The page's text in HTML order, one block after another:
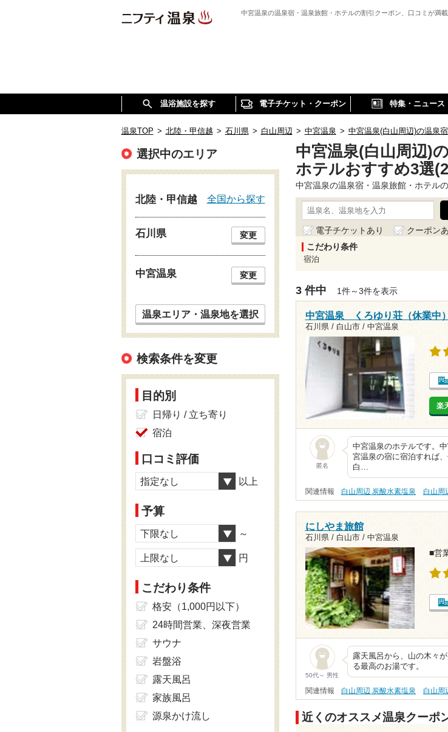
中宮温泉の温泉宿・温泉旅館・ホテルの割引クーポン、口コミが満載
温浴施設を探す 電子チケット・クーポン 特集・ニュース
温泉TOP > 北陸・甲信越 > 石川県 > 白山周辺 > 中宮温泉 > 中宮温泉(白山周辺)の温泉
中宮温泉(白山周辺)
ホテルおすすめ3選
中宮温泉の温泉宿・温泉旅館・ホテル
電子チケットあり クーポン
こだわり条件
宿泊
3 件中 1件～3件を表示
中宮温泉 くろゆり荘（休業中）
石川県 / 白山市 / 中宮温泉
楽
匿名
中宮温泉のホテルです。
宮温泉の宿に宿泊すれば
白…
関連情報 白山周辺 炭酸水素塩泉 白山周
にしやま旅館
石川県 / 白山市 / 中宮温泉
■営
50代～ 男性
露天風呂から、山の木々
る最高のお湯です。
関連情報 白山周辺 炭酸水素塩泉 白山周
近くのオススメ温泉クーポ
選択中のエリア
北陸・甲信越 全国から探す
石川県 変更
中宮温泉 変更
温泉エリア・温泉地を選択
検索条件を変更
目的別
日帰り / 立ち寄り
宿泊
口コミ評価
指定なし 以上
予算
下限なし ～
上限なし 円
こだわり条件
格安（1,000円以下）
24時間営業、深夜営業
サウナ
岩盤浴
露天風呂
家族風呂
源泉かけ流し